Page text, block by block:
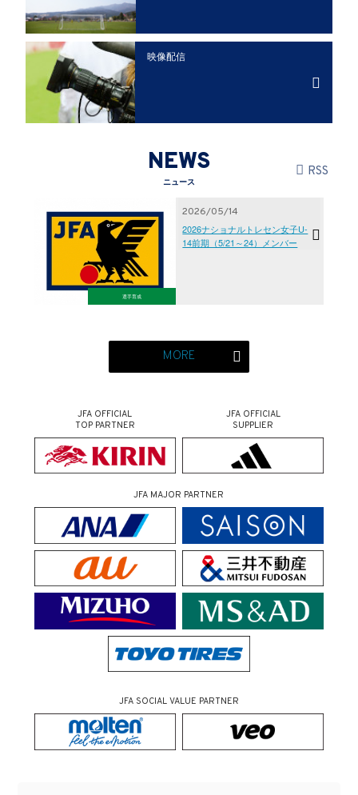
映像配信
NEWS
ニュース
RSS
選手育成
2026/05/14
2026ナショナルトレセン女子U-
14前期（5/21～24）メンバー
MORE
JFA OFFICIAL
TOP PARTNER
JFA OFFICIAL
SUPPLIER
JFA MAJOR PARTNER
JFA SOCIAL VALUE PARTNER